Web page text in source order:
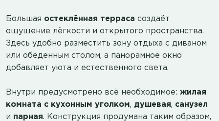
Большая остеклённая терраса создаёт
ощущение лёгкости и открытого пространства.
Здесь удобно разместить зону отдыха с диваном
или обеденным столом, а панорамное окно
добавляет уюта и естественного света.
Внутри предусмотрено всё необходимое: жилая
комната с кухонным уголком, душевая, санузел
и парная. Конструкция продумана таким образом,